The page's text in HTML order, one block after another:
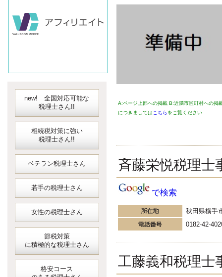
new! 全国対応可能な
税理士さん!!
相続税対策に強い
税理士さん!!
ベテラン税理士さん
若手の税理士さん
女性の税理士さん
節税対策
に積極的な税理士さん
格安コース
会計ソフト
JDLIBEX出納
A:ページ上部への掲載 B:近隣市区町村への掲
につきましては こちらをご覧ください
斉藤栄悦税理士
で検索
秋田県横手
0182-42-
工藤義和税理士